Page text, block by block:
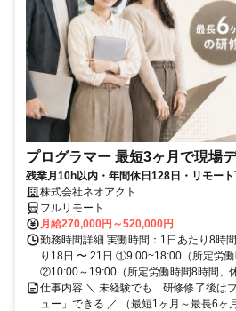
プログラマー 最短3ヶ月で現場
残業月10h以内・年間休日128日・リモー
株式会社ネオアクト
フルリモート
月給270,000円～520,000円
勤務時間詳細 実働時間：1日あたり8時
り18日 〜 21日 ①9:00~18:00（所定労働
②10:00～19:00（所定労働時間8時間、
仕事内容 ＼ 未経験でも「研修修了後は
ュー」できる ／ （最短1ヶ月～最長6ヶ